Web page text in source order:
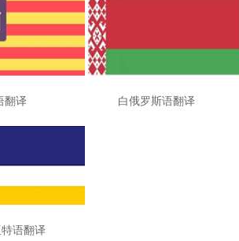
翻译 白俄罗斯语
翻译